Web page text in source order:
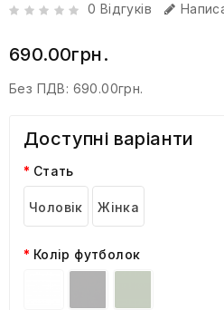
0 Відгуків
690.00грн.
Без ПДВ: 690.00грн.
Доступні варіанти
Стать
Чоловік Жінка
Колір футболок